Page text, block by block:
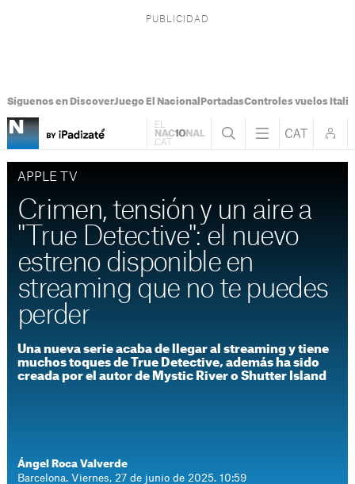
Síguenos en DiscoverJuego El Nacional PortadasControles vuelos Italia
APPLE TV
Crimen, tensión y un aire a
"True Detective": el nuevo
estreno disponible en
streaming que no te puedes
perder
Una nueva serie acaba de llegar al streaming y tiene
muchos toques de True Detective, además ha sido
creada por el autor de Mystic River o Shutter Island
Ángel Roca Valverde
Barcelona. Viernes, 27 de junio de 2025. 10:59